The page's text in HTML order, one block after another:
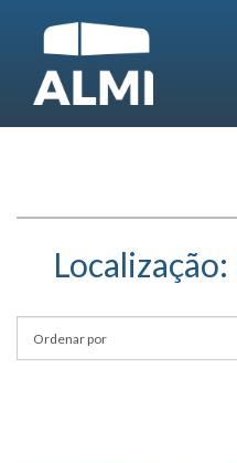
Localização: